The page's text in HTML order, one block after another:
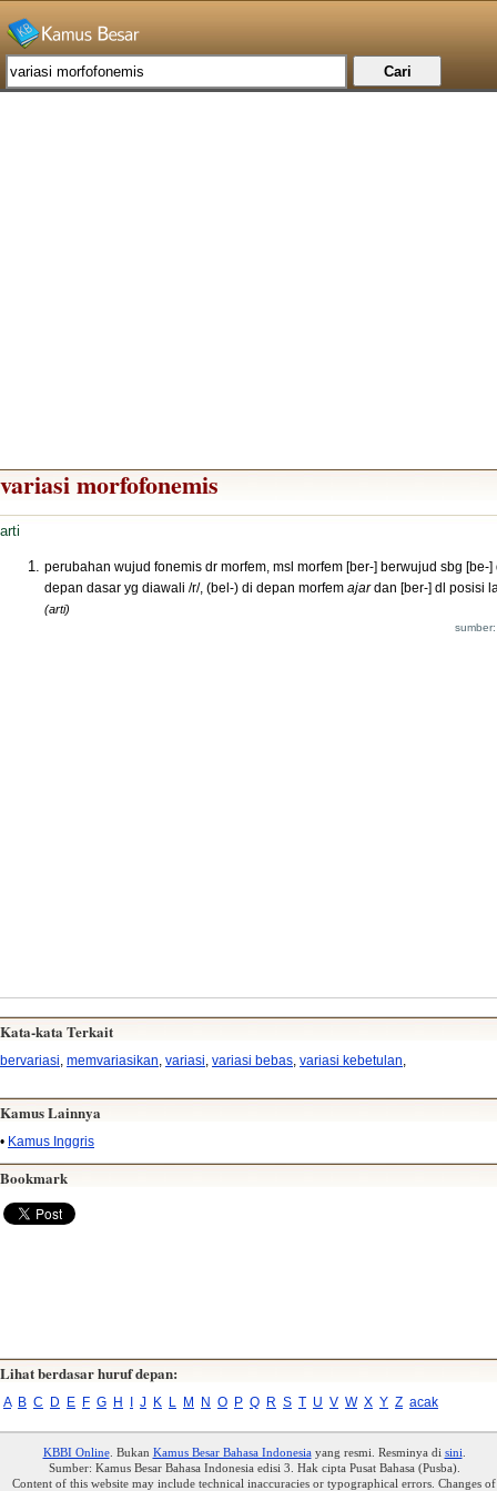
variasi morfofonemis
arti
perubahan wujud fonemis dr morfem, msl morfem [ber-] berwujud sbg [be-]
depan dasar yg diawali /r/, (bel-) di depan morfem ajardan [ber-] dl posisi
(arti)
Kata-kata Terkait
bervariasi memvariasikan variasi variasi bebas variasi kebetulan
Kamus Lainnya
• Kamus Inggris
Bookmark
Lihat berdasar huruf depan:
A B C D E F G H J K L M N O P Q R S T U V W X Y Z acak
KBBI Online. Bukan Kamus Besar Bahasa Indonesiayang resmi. Resminya di sini
Sumber: Kamus Besar Bahasa Indonesia edisi 3. Hak cipta Pusat Bahasa (Pusba).
Content of this website may include technical inaccuracies or typographical errors. Changes of